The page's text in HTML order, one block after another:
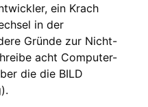
ein Krach
in der
Gründe zur Nicht-
acht Computer-
die die BILD
).